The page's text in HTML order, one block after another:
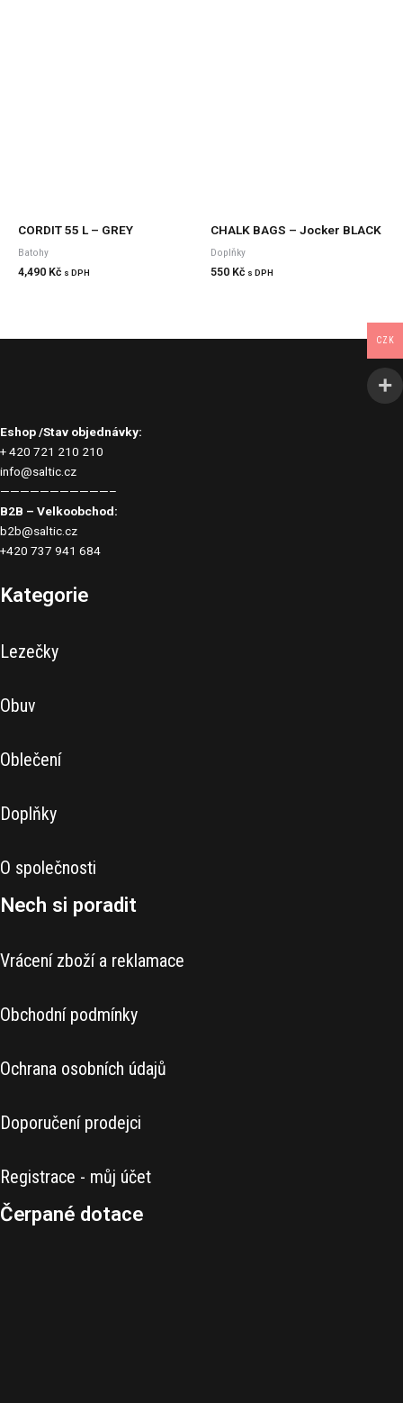
CORDIT 55 L – GREY
Batohy
4,490 Kč s DPH
CHALK BAGS – Jocker BLACK
Doplňky
550 Kč s DPH
Eshop /Stav objednávky:
+ 420 721 210 210
info@saltic.cz
———————————–
B2B – Velkoobchod:
b2b@saltic.cz
+420 737 941 684
Kategorie
Lezečky
Obuv
Oblečení
Doplňky
O společnosti
Nech si poradit
Vrácení zboží a reklamace
Obchodní podmínky
Ochrana osobních údajů
Doporučení prodejci
Registrace - můj účet
Čerpané dotace
CZK